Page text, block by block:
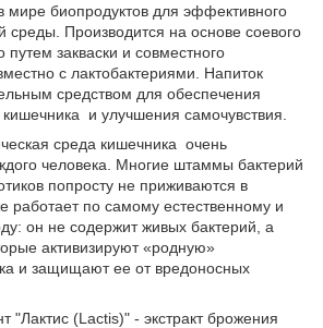
мире биопродуктов для эффективного
среды. Производится на основе соевого
путем закваски и совместного
с лактобактериями. Напиток
средством для обеспечения
и улучшения самочувствия.
среда кишечника очень
человека. Многие штаммы бактерий
попросту не приживаются в
работает по самому естественному и
он не содержит живых бактерий, а
активизируют «родную»
и защищают ее от вредоносных
"Лактис (Lactis)" - экстракт брожения